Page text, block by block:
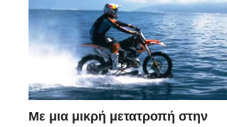
Με μια μικρή μετατροπή στην